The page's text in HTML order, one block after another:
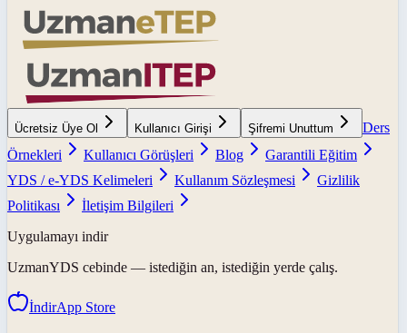
Ücretsiz Üye Ol Kullanıcı Girişi Şifremi Unuttum
Ders
Örnekleri
Kullanıcı Görüşleri Blog
Garantili Eğitim
YDS / e-YDS Kelimeleri
Kullanım Sözleşmesi
Gizlilik
Politikası
İletişim Bilgileri
Uygulamayı indir
UzmanYDS cebinde — istediğin an, istediğin yerde çalış.
İndirApp Store